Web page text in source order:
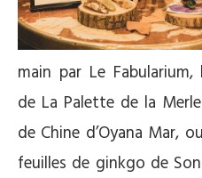
main par Le Fabularium,
de La Palette de la
de Chine d’Oyana Mar,
feuilles de ginkgo de